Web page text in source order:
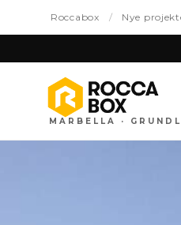
Roccabox / Nye
MARBELLA ·